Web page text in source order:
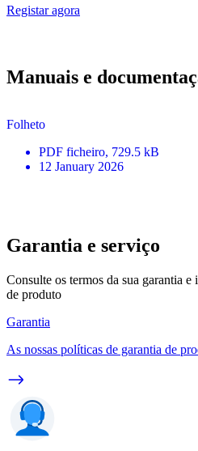
Registar agora
Manuais e
Folheto
PDF ficheiro, 729.5 kB
12 January 2026
Garantia e serviço
Consulte os termos da sua garantia
de produto
Garantia
As nossas políticas de garantia de